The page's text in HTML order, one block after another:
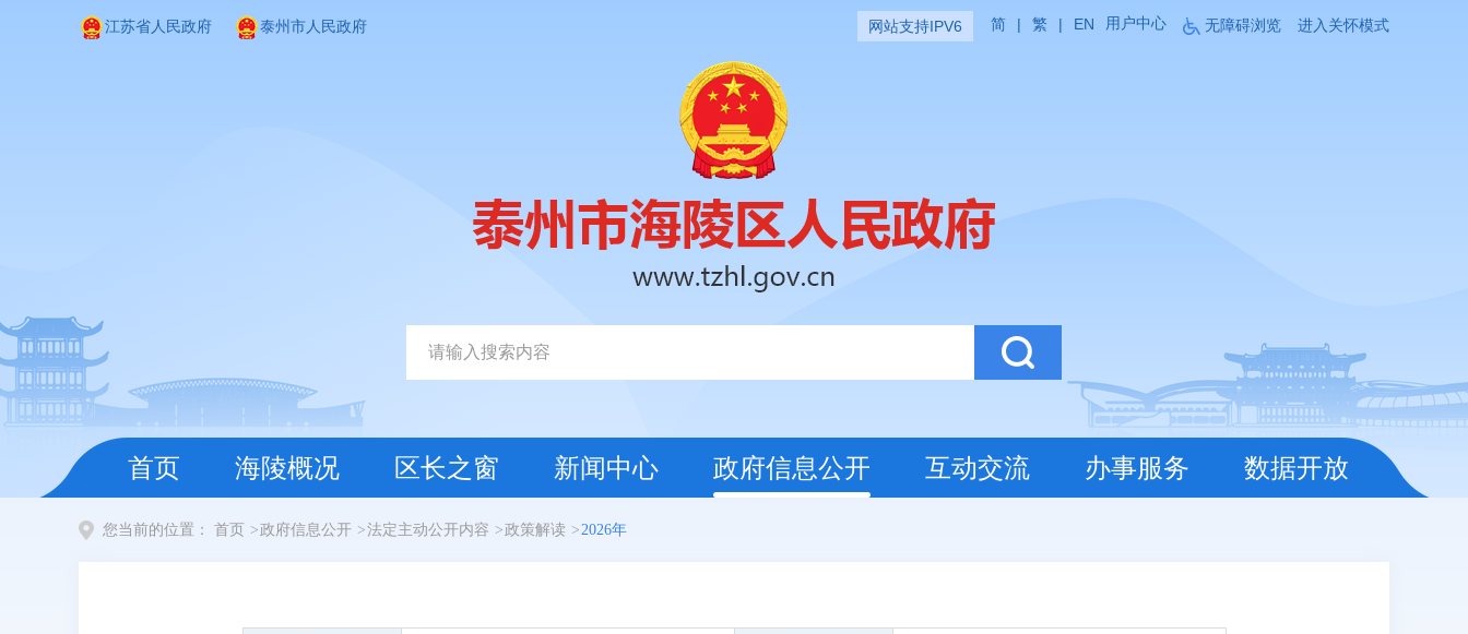
江苏省人民政府 泰州市人民政府 网站支持IPV6 简 | 繁 | EN 用户中心 无障碍浏览 进入关怀模式
首页 海陵概况 区长之窗 新闻中心 政府信息公开 互动交流 办事服务 数据开放
您当前的位置： 首页 >政府信息公开 >法定主动公开内容 >政策解读 >2026年